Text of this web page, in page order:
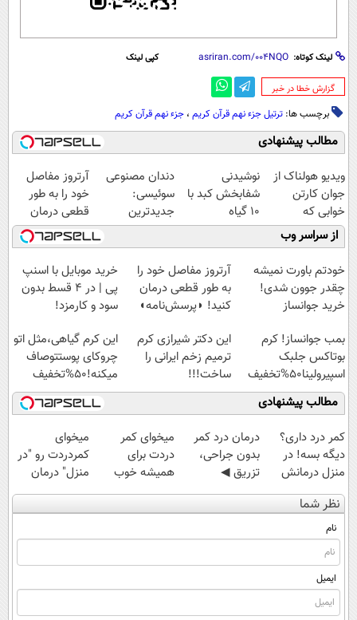
لینک کوتاه: کپی لینک
‌گزارش خطا در خبر
برچسب ها: ترتیل جزء نهم قرآن کریم ، جزء نهم قرآن کریم
مطالب پیشنهادی
ویدیو هولناک از
جوان کارتن
خوابی که
میلیاردر شد.
آموزش رایگان
نوشیدنی
شفابخش کبد با
10 گیاه
موثر(تخفیف تا
امشب)
دندان مصنوعی
سوئیسی:
جدیدترین
فناوری اروپا،
سبک و مقاوم |
پرداخت قسطی
آرتروز مفاصل
خود را به طور
قطعی درمان
کنید!
◗پرسش‌نامه◖
از سراسر وب
خودتم باورت نمیشه
چقدر جوون شدی!
خرید جوانساز
ویژه
آرتروز مفاصل خود را
به طور قطعی درمان
کنید! ◗پرسش‌نامه◖
خرید موبایل با اسنپ
پی | در ۴ قسط بدون
سود و کارمزد!
بمب جوانساز! کرم
بوتاکس جلبک
اسپیرولینا50%تخفیف
این دکتر شیرازی کرم
ترمیم زخم ایرانی را
ساخت!!!
این کرم گیاهی،مثل اتو
چروکای پوستتوصاف
میکنه!50%تخفیف
مطالب پیشنهادی
کمر درد داری؟
دیگه بسه! در
منزل درمانش
کن
(◀پرسش‌نامه)
درمان درد کمر
بدون جراحی،
تزریق ◀
پرسش‌نامه رو پر
کن ▶
میخوای کمر
دردت برای
همیشه خوب
شه؟ ◀
پرسش‌نامه رو پر
میخوای
کمردردت رو "در
منزل" درمان
کنی؟ (◂فیلم +
◂پرسش‌نامه)
نظر شما
نام
ایمیل